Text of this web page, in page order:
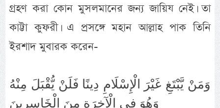
গ্রহণ করা কোন মুসলমানের জন্য জায়িয নেই। তা
কাট্টা কুফরী। এ প্রসঙ্গে মহান আল্লাহ পাক তিনি
ইরশাদ মুবারক করেন-
وَمَنْ يَّبْتَغِ غَيْرَ الْإِسْلَامِ دِينًا فَلَنْ يُّقْبَلَ مِنْهُ
وَهُوَ فِي الْآخِرَةِ مِنَ الْخَاسِرِينَ